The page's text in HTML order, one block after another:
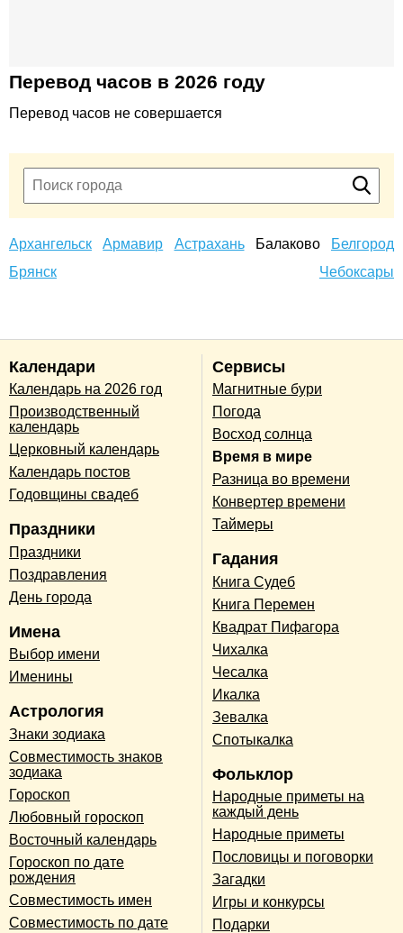
Перевод часов в 2026 году
Перевод часов не совершается
Архангельск Армавир Астрахань Балаково
Белгород
Брянск
Чебоксары
Календари
Календарь на 2026 год
Производственный
календарь
Церковный календарь
Календарь постов
Годовщины свадеб
Праздники
Праздники
Поздравления
День города
Имена
Выбор имени
Именины
Астрология
Знаки зодиака
Совместимость знаков
зодиака
Гороскоп
Любовный гороскоп
Восточный календарь
Гороскоп по дате
рождения
Совместимость имен
Совместимость по дате
Сервисы
Магнитные бури
Погода
Восход солнца
Время в мире
Разница во времени
Конвертер времени
Таймеры
Гадания
Книга Судеб
Книга Перемен
Квадрат Пифагора
Чихалка
Чесалка
Икалка
Зевалка
Спотыкалка
Фольклор
Народные приметы на
каждый день
Народные приметы
Пословицы и поговорки
Загадки
Игры и конкурсы
Подарки